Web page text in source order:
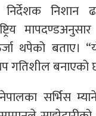
निर्देशक निशान
थपेको बताए।
गतिशील
सर्भिस